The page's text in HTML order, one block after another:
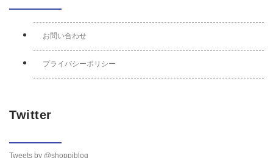
お問い合わせ
プライバシーポリシー
Twitter
Tweets by @shoppiblog